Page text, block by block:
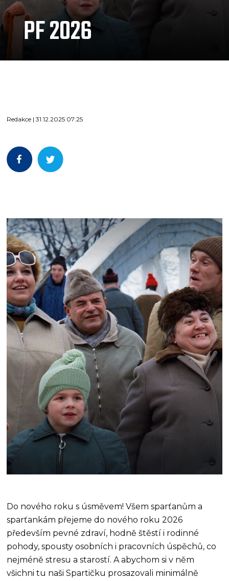
PF 2026
Redakce | 31.12.2025 07:25
Do nového roku s úsměvem! Všem sparťanům a
sparťankám přejeme do nového roku 2026
především pevné zdraví, hodně štěstí i rodinné
pohody, spousty osobních i pracovních úspěchů, co
nejméně stresu a starostí. A abychom si v něm
všichni tu naši Spartičku prosazovali minimálně